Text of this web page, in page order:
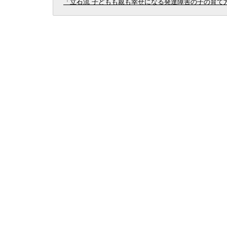
「立石流 子どもも親も幸せになる発達障害の子の育て